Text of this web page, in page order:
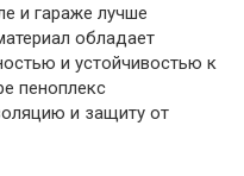
и гараже лучше
обладает
и устойчивостью к
пеноплекс
и защиту от